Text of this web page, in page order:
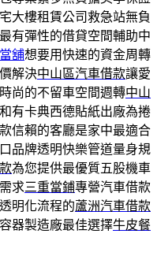
大樓租賃公司救急站無負
有彈性的借貸空間輔助中
舖想要用快速的資金周轉
解決中山區汽車借款讓愛
尚的不留車空間週轉中山
有卡典西德貼紙出廠為捲
信賴的客廳是家中最適合
品牌透明快樂管道量身規
為您提供最優質五股機車
求三重當鋪專營汽車借款
明化流程的蘆洲汽車借款
器製造廠最佳選擇牛皮餐